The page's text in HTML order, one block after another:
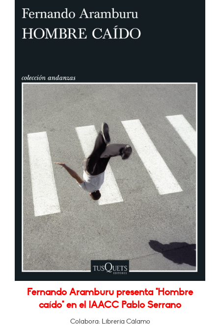
Fernando Aramburu presenta "Hombre
caído" en el IAACC Pablo Serrano
Colabora: Librería Cálamo